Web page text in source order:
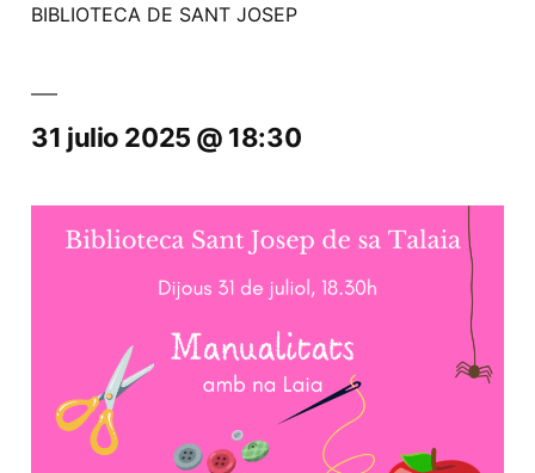
BIBLIOTECA DE SANT JOSEP
31 julio 2025 @ 18:30